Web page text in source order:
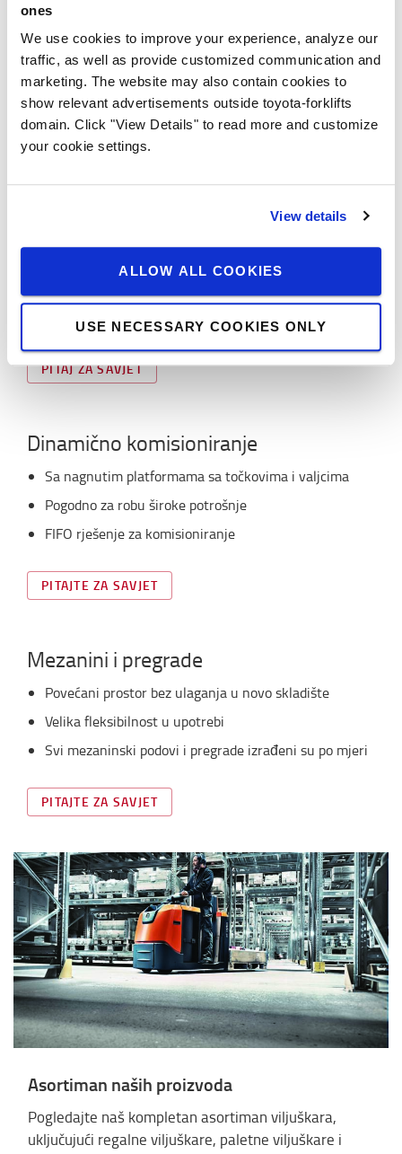
ones
We use cookies to improve your experience, analyze our
traffic, as well as provide customized communication and
marketing. The website may also contain cookies to
show relevant advertisements outside toyota-forklifts
domain. Click "View Details" to read more and customize
your cookie settings.
View details
ALLOW ALL COOKIES
USE NECESSARY COOKIES ONLY
Fleksibilno i lako podesivo skladištenje
Može se instalirati na pokretne baze za povećani
kapacitet skladištenja
PITAJ ZA SAVJET
Višeslojne police
Optimizirano korištenje kubičnog prostora skladišta
Idealno za čuvanje sitnih predmeta za ručno biranje
Uklanja potrebu za mezaninskim podom
PITAJ ZA SAVJET
Dinamično komisioniranje
Sa nagnutim platformama sa točkovima i valjcima
Pogodno za robu široke potrošnje
FIFO rješenje za komisioniranje
PITAJTE ZA SAVJET
Mezanini i pregrade
Povećani prostor bez ulaganja u novo skladište
Velika fleksibilnost u upotrebi
Svi mezaninski podovi i pregrade izrađeni su po mjeri
PITAJTE ZA SAVJET
Asortiman naših proizvoda
Pogledajte naš kompletan asortiman viljuškara,
uključujući regalne viljuškare, paletne viljuškare i